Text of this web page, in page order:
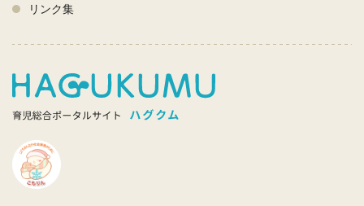
リンク集